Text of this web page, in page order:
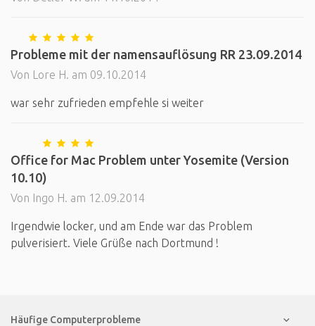
Probleme mit der namensauflösung RR 23.09.2014
Von Lore H. am 09.10.2014
war sehr zufrieden empfehle si weiter
Office for Mac Problem unter Yosemite (Version
10.10)
Von Ingo H. am 12.09.2014
Irgendwie locker, und am Ende war das Problem
pulverisiert. Viele Grüße nach Dortmund !
Häufige Computerprobleme